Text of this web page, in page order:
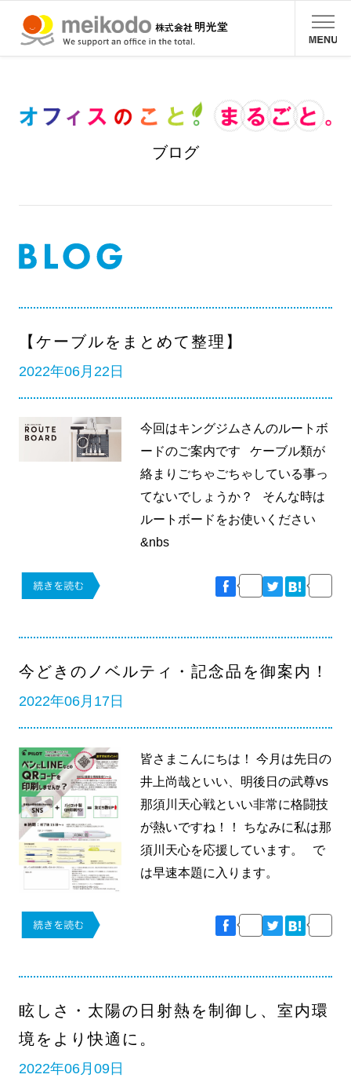
ブログ
【ケーブルをまとめて整理】
2022年06月22日
今回はキングジムさんのルートボ
ードのご案内です ケーブル類が
絡まりごちゃごちゃしている事っ
てないでしょうか？ そんな時は
ルートボードをお使いください
&nbs
今どきのノベルティ・記念品を御案内！
2022年06月17日
皆さまこんにちは！ 今月は先日の
井上尚哉といい、明後日の武尊vs
那須川天心戦といい非常に格闘技
が熱いですね！！ ちなみに私は那
須川天心を応援しています。 で
は早速本題に入ります。
眩しさ・太陽の日射熱を制御し、室内環
境をより快適に。
2022年06月09日